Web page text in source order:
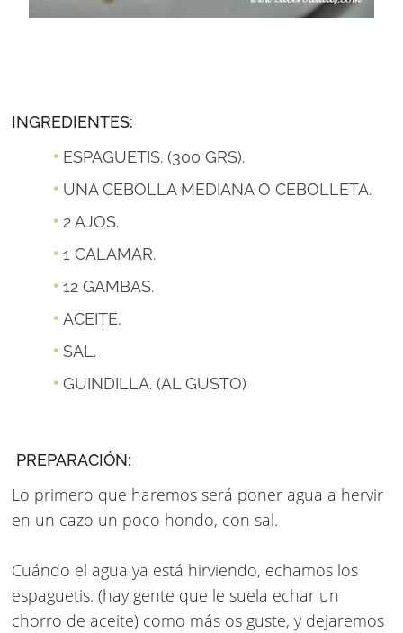
INGREDIENTES:
ESPAGUETIS. (300 GRS).
UNA CEBOLLA MEDIANA O CEBOLLETA.
2 AJOS.
1 CALAMAR.
12 GAMBAS.
ACEITE.
SAL.
GUINDILLA. (AL GUSTO)
PREPARACIÓN:
Lo primero que haremos será poner agua a hervir
en un cazo un poco hondo, con sal.
Cuándo el agua ya está hirviendo, echamos los
espaguetis. (hay gente que le suela echar un
chorro de aceite) como más os guste, y dejaremos